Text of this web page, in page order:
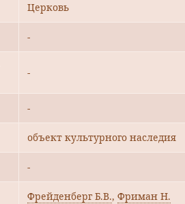
Церковь
-
-
-
объект культурного наследия
-
Фрейденберг Б.В., Фриман Н.